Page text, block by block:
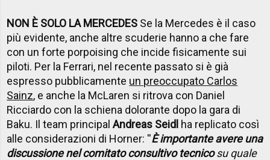
NON È SOLO LA MERCEDES Se la Mercedes è il caso
più evidente, anche altre scuderie hanno a che fare
con un forte porpoising che incide fisicamente sui
piloti. Per la Ferrari, nel recente passato si è già
espresso pubblicamente un preoccupato Carlos
Sainz, e anche la McLaren si ritrova con Daniel
Ricciardo con la schiena dolorante dopo la gara di
Baku. Il team principalAndreas Seidl ha replicato così
alle considerazioni di Horner: ''È importante avere una
discussione nel comitato consultivo tecnicosu quale